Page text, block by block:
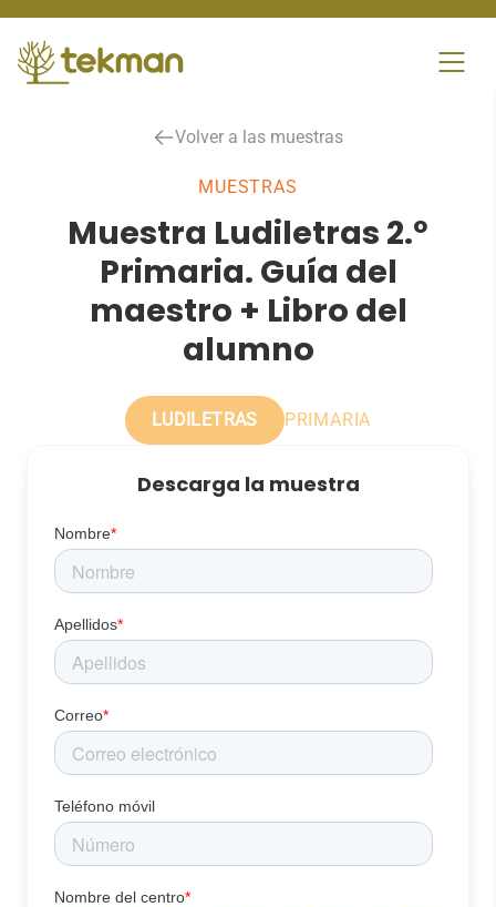
content
Volver a las muestras
MUESTRAS
Muestra Ludiletras 2.º
Primaria. Guía del
maestro + Libro del
alumno
LUDILETRAS PRIMARIA
Descarga la muestra
Nombre*
Apellidos*
Correo*
Teléfono móvil
Nombre del centro*